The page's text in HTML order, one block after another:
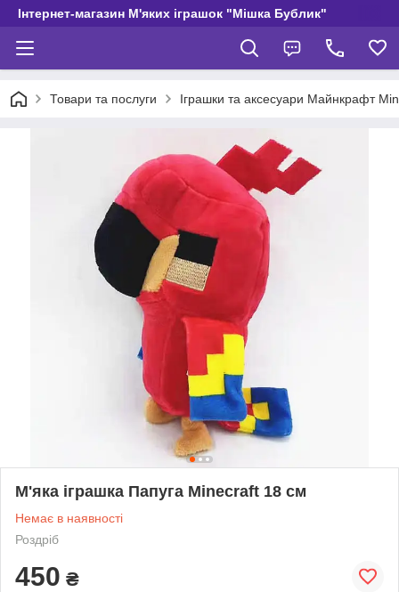
Інтернет-магазин М'яких іграшок "Мішка Бублик"
Товари та послуги Іграшки та аксесуари Майнкрафт
М'яка іграшка Папуга Minecraft 18 см
Немає в наявності
Роздріб
450 ₴